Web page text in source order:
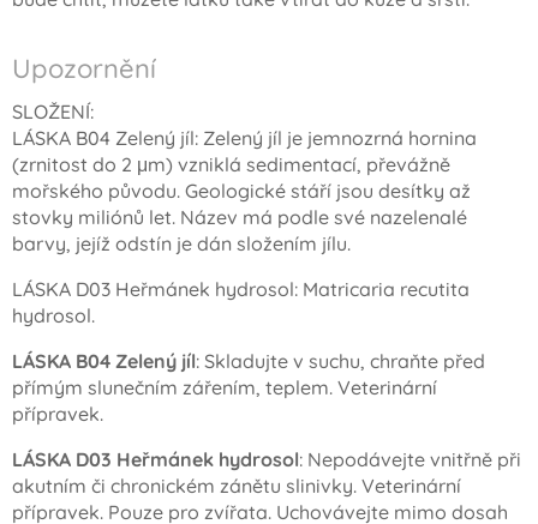
Upozornění
SLOŽENÍ:
LÁSKA B04 Zelený jíl: Zelený jíl je jemnozrná hornina
(zrnitost do 2 μm) vzniklá sedimentací, převážně
mořského původu. Geologické stáří jsou desítky až
stovky miliónů let. Název má podle své nazelenalé
barvy, jejíž odstín je dán složením jílu.
LÁSKA D03 Heřmánek hydrosol: Matricaria recutita
hydrosol.
LÁSKA B04 Zelený jíl: Skladujte v suchu, chraňte před
přímým slunečním zářením, teplem. Veterinární
přípravek.
LÁSKA D03 Heřmánek hydrosol: Nepodávejte vnitřně při
akutním či chronickém zánětu slinivky. Veterinární
přípravek. Pouze pro zvířata. Uchovávejte mimo dosah